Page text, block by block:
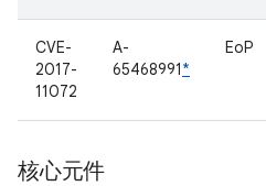
CVE-
2017-
11072
A-
65468991*
EoP
核心元件